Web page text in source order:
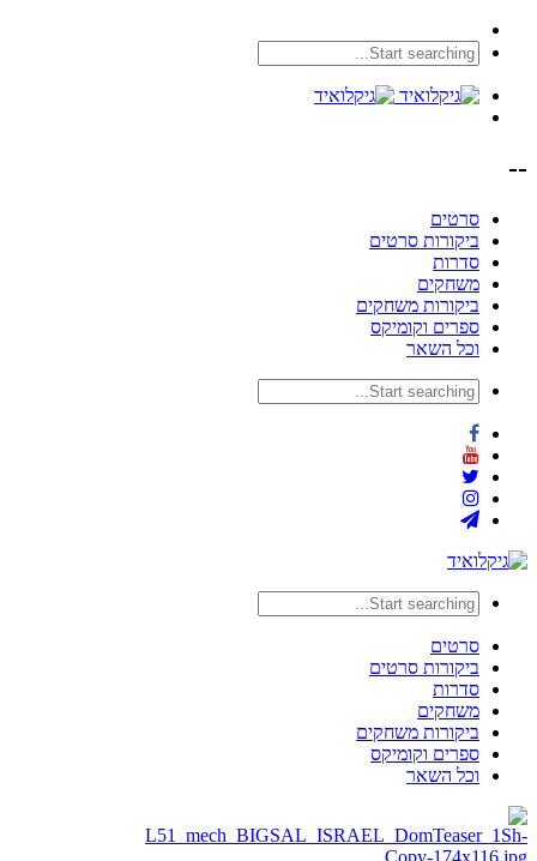
--
סרטים
ביקורות סרטים
סדרות
משחקים
ביקורות משחקים
ספרים וקומיקס
וכל השאר
סרטים
ביקורות סרטים
סדרות
משחקים
ביקורות משחקים
ספרים וקומיקס
וכל השאר